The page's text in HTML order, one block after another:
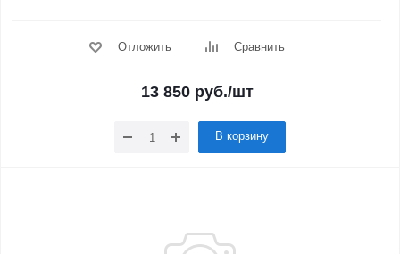
Отложить Сравнить
13 850руб./шт
В корзину